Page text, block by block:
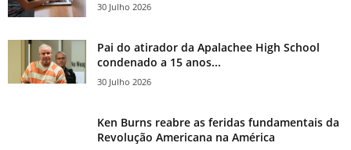
30 Julho 2026
Pai do atirador da Apalachee High School
condenado a 15 anos...
30 Julho 2026
Ken Burns reabre as feridas fundamentais da
Revolução Americana na América